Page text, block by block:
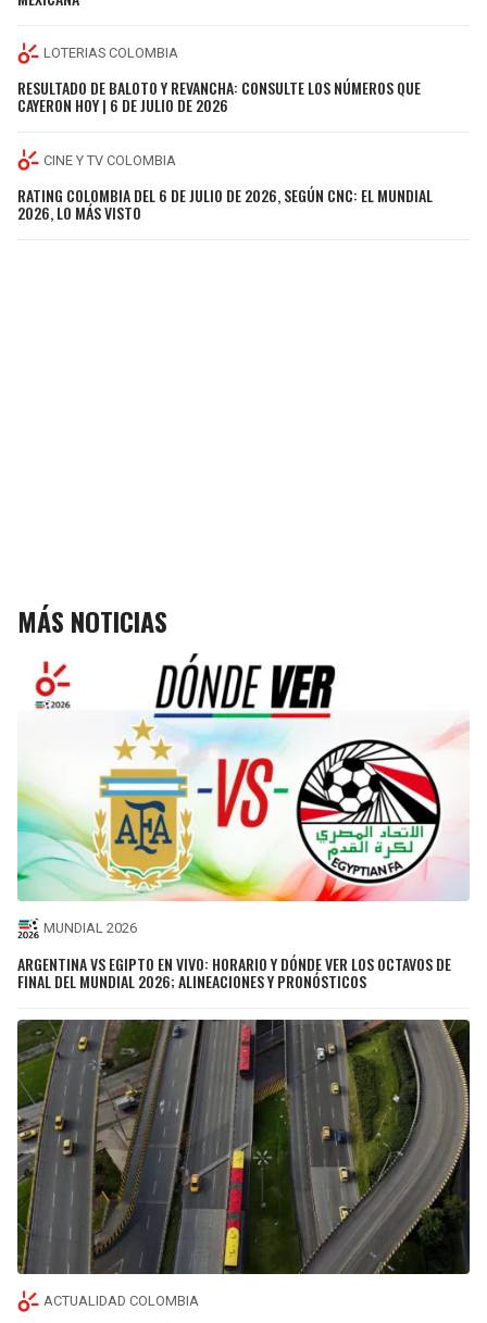
LOTERIAS COLOMBIA
RESULTADO DE BALOTO Y REVANCHA: CONSULTE LOS NÚMEROS QUE
CAYERON HOY | 6 DE JULIO DE 2026
CINE Y TV COLOMBIA
RATING COLOMBIA DEL 6 DE JULIO DE 2026, SEGÚN CNC: EL MUNDIAL
2026, LO MÁS VISTO
MÁS NOTICIAS
MUNDIAL 2026
ARGENTINA VS EGIPTO EN VIVO: HORARIO Y DÓNDE VER LOS OCTAVOS DE
FINAL DEL MUNDIAL 2026; ALINEACIONES Y PRONÓSTICOS
ACTUALIDAD COLOMBIA